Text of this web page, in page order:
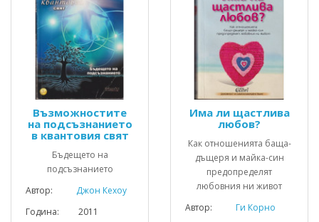
Възможностите
на подсъзнанието
в квантовия свят
Бъдещето на
подсъзнанието
Автор:
Джон Кехоу
Година: 2011
Има ли щастлива
любов?
Как отношенията баща-
дъщеря и майка-син
предопределят
любовния ни живот
Автор:
Ги Корно